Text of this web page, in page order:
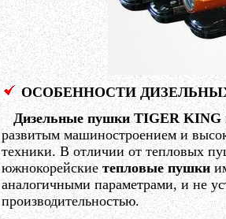
ОСОБЕННОСТИ
Дизельные пушки TIGER KING
развитым машиностроением и
техники. В отличии от тепловых
южнокорейскиетепловые пушки
аналогичными параметрами, и не
производительностью.